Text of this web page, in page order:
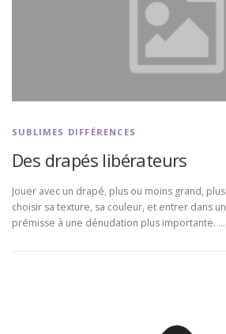
SUBLIMES DIFFÉRENCES
Des drapés libérateurs
Jouer avec un drapé, plus ou moins grand,
choisir sa texture, sa couleur, et entrer dans
prémisse à une dénudation plus importante. …